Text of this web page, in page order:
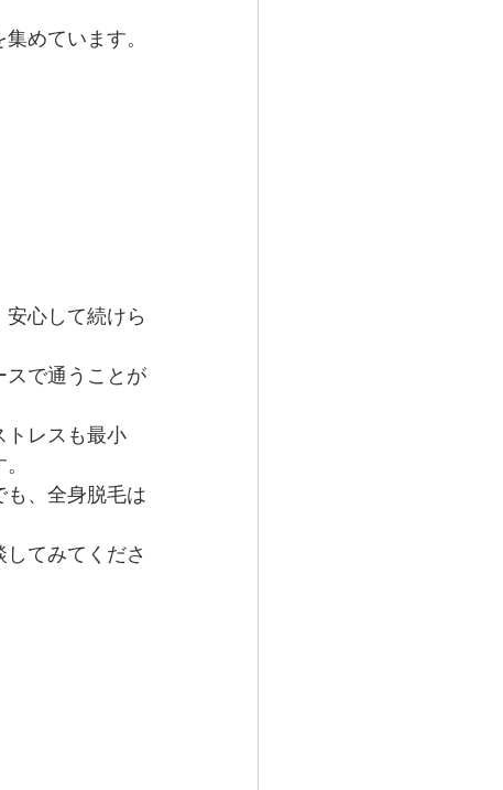
めています。
心して続けら
スで通うことが
トレスも最小
も、全身脱毛は
てみてくださ